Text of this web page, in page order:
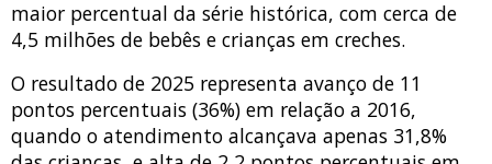
maior percentual da série histórica, com cerca de
4,5 milhões de bebês e crianças em creches.
O resultado de 2025 representa avanço de 11
pontos percentuais (36%) em relação a 2016,
quando o atendimento alcançava apenas 31,8%